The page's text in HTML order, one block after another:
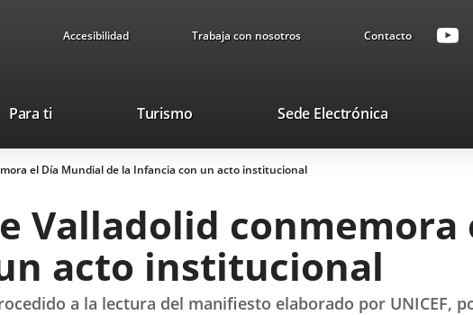
Accesibilidad Trabaja con nosotros Contacto
Para ti TurismoThis
will
open
a
pop-
up
window.
Sede ElectrónicaLink
external
el Día Mundial de la Infancia con un acto institucional
Valladolid conmemora
acto institucional
a la lectura del manifiesto elaborado por UNICEF,